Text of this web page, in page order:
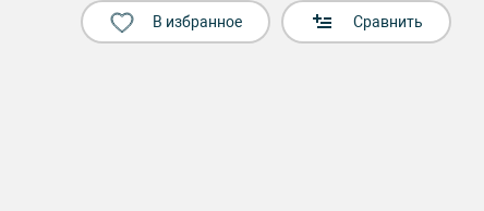
В избранное Сравнить